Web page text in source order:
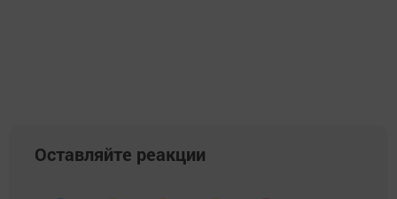
Оставляйте реакции